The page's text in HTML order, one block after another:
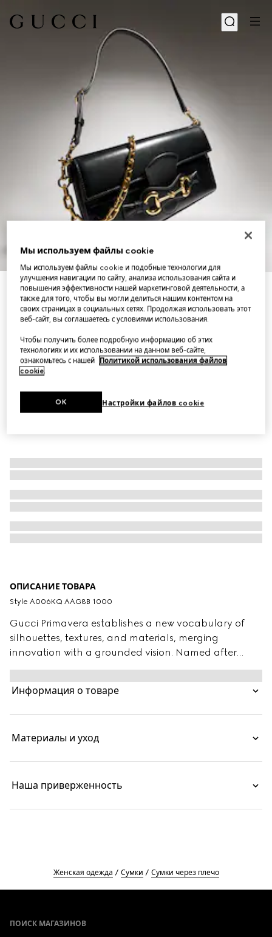
Horsebit Ristretto medium shoulder bag
Вариантыblack leather
ОПИСАНИЕ ТОВАРА
Style ‎A006KQ AAG8B 1000
Gucci Primavera establishes a new vocabulary of
silhouettes, textures, and materials, merging
innovation with a grounded vision. Named after
Italian ristretto coffee, small in size yet rich in
intensity, the Horsebit Ristretto is a sleek and
compact expression of Gucci’s equestrian code.
essentials with ease and can be worn over the
Информация о товаре
Материалы и уход
Наша приверженность
Женская одежда Сумки Сумки через плечо
ПОИСК МАГАЗИНОВ
Мы используем файлы cookie
Мы используем файлы cookie и подобные технологии для
улучшения навигации по сайту, анализа использования сайта и
повышения эффективности нашей маркетинговой деятельности, а
также для того, чтобы вы могли делиться нашим контентом на
своих страницах в социальных сетях. Продолжая использовать этот
веб-сайт, вы соглашаетесь с условиями использования.
Чтобы получить более подробную информацию об этих
технологиях и их использовании на данном веб-сайте,
ознакомьтесь с нашей
Политикой использования файлов
cookie.
Настройки файлов cookie
OK